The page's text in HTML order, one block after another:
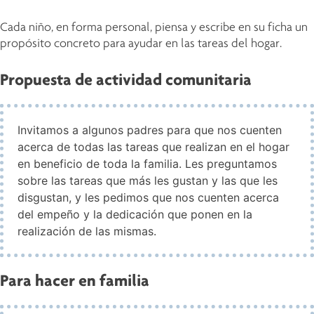
Cada niño, en forma personal, piensa y escribe en su ficha un
propósito concreto para ayudar en las tareas del hogar.
Propuesta de actividad comunitaria
Invitamos a algunos padres para que nos cuenten
acerca de todas las tareas que realizan en el hogar
en beneficio de toda la familia. Les preguntamos
sobre las tareas que más les gustan y las que les
disgustan, y les pedimos que nos cuenten acerca
del empeño y la dedicación que ponen en la
realización de las mismas.
Para hacer en familia